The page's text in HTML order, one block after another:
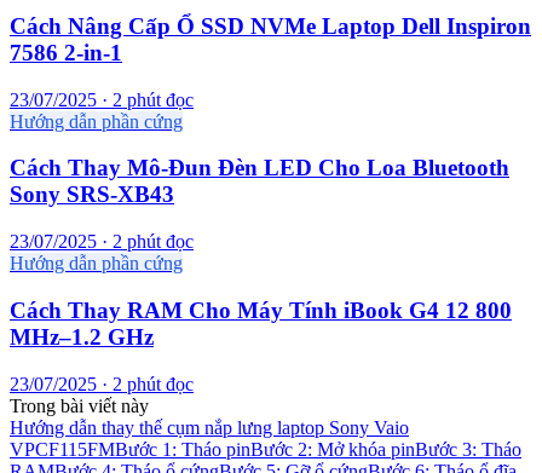
Cách Nâng Cấp Ổ SSD NVMe Laptop Dell Inspiron
7586 2-in-1
23/07/2025 · 2 phút đọc
Hướng dẫn phần cứng
Cách Thay Mô-Đun Đèn LED Cho Loa Bluetooth
Sony SRS-XB43
23/07/2025 · 2 phút đọc
Hướng dẫn phần cứng
Cách Thay RAM Cho Máy Tính iBook G4 12 800
MHz–1.2 GHz
23/07/2025 · 2 phút đọc
Trong bài viết này
Hướng dẫn thay thế cụm nắp lưng laptop Sony Vaio
VPCF115FMBước 1: Tháo pinBước 2: Mở khóa pinBước 3: Tháo